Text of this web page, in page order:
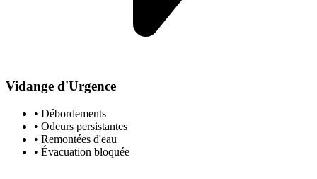
Vidange d'Urgence
• Débordements
• Odeurs persistantes
• Remontées d'eau
• Évacuation bloquée